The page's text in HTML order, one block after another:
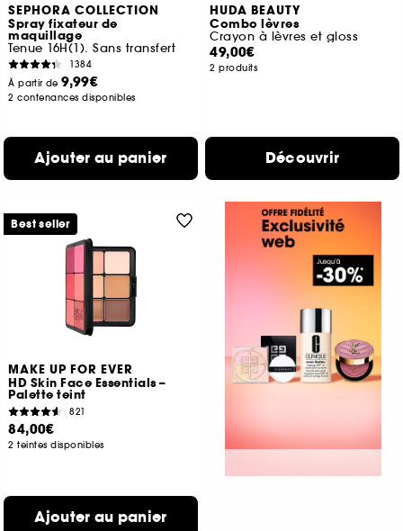
SEPHORA COLLECTION
Spray fixateur de
maquillage
Tenue 16H(1). Sans transfert
1384
À partir de9,99€
2 contenances disponibles
Ajouter au panier
HUDA BEAUTY
Combo lèvres
Crayon à lèvres et gloss
49,00€
2 produits
Découvrir
MAKE UP FOR EVER
HD Skin Face Essentials –
Palette teint
821
84,00€
2 teintes disponibles
Ajouter au panier
Best seller